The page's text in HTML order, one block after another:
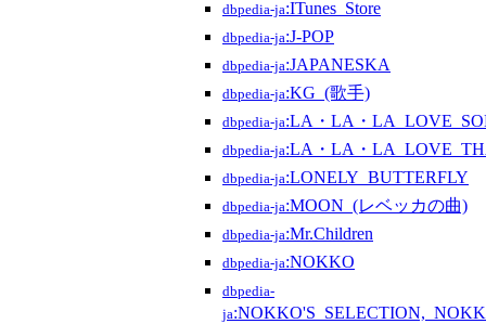
dbpedia-ja:ITunes_Store
dbpedia-ja:J-POP
dbpedia-ja:JAPANESKA
dbpedia-ja:KG_(歌手)
dbpedia-ja:LA・LA・
dbpedia-ja:LA・LA・
dbpedia-ja:LONELY_BUTTERFLY
dbpedia-ja:MOON_(レベッカの曲)
dbpedia-ja:Mr.Children
dbpedia-ja:NOKKO
dbpedia-
ja